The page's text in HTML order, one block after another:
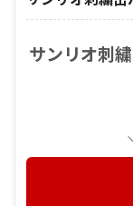
サンリオ刺